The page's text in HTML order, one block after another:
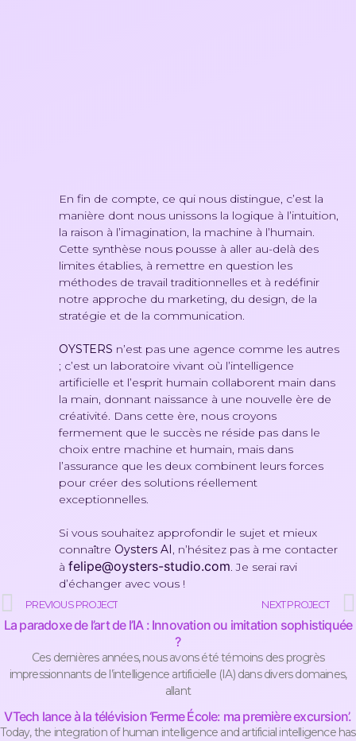
En fin de compte, ce qui nous distingue, c’est la
manière dont nous unissons la logique à l’intuition,
la raison à l’imagination, la machine à l’humain.
Cette synthèse nous pousse à aller au-delà des
limites établies, à remettre en question les
méthodes de travail traditionnelles et à redéfinir
notre approche du marketing, du design, de la
stratégie et de la communication.
OYSTERS n’est pas une agence comme les autres
; c’est un laboratoire vivant où l’intelligence
artificielle et l’esprit humain collaborent main dans
la main, donnant naissance à une nouvelle ère de
créativité. Dans cette ère, nous croyons
fermement que le succès ne réside pas dans le
choix entre machine et humain, mais dans
l’assurance que les deux combinent leurs forces
pour créer des solutions réellement
exceptionnelles.
Si vous souhaitez approfondir le sujet et mieux
connaître Oysters AI, n’hésitez pas à me contacter
àfelipe@oysters-studio.com. Je serai ravi
d’échanger avec vous !
PREVIOUS PROJECT NEXT PROJECT
La paradoxe de l’art de l’IA : Innovation ou imitation sophistiquée
?
Ces dernières années, nous avons été témoins des progrès
impressionnants de l’intelligence artificielle (IA) dans divers domaines,
allant
VTech lance à la télévision ‘Ferme École: ma première excursion’.
Today, the integration of human intelligence and artificial intelligence has